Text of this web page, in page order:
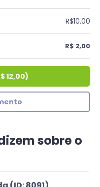
R$10,00
R$ 2,00
12,00)
sobre o